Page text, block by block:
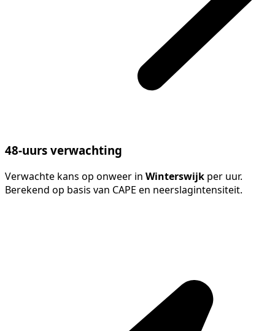
48-uurs verwachting
Verwachte kans op onweer in Winterswijk per uur.
Berekend op basis van CAPE en neerslagintensiteit.